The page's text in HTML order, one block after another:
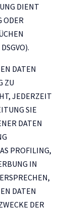
DIENT
ODER
DATEN
ZU
JEDERZEIT
SIE
DATEN
PROFILING,
IN
DATEN
DER